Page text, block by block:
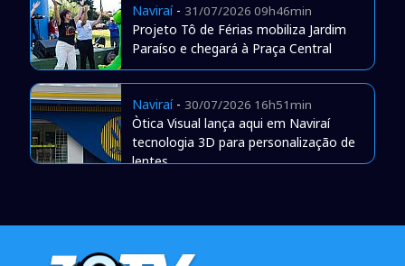
Naviraí- 31/07/2026 09h46min
Projeto Tô de Férias mobiliza Jardim
Paraíso e chegará à Praça Central
Naviraí- 30/07/2026 16h51min
Òtica Visual lança aqui em Naviraí
tecnologia 3D para personalização de
lentes